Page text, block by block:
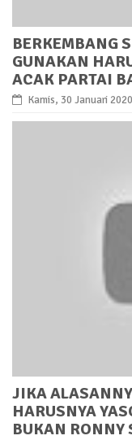
BERKEMBANG
GUNAKAN
ACAK PARTAI
Kamis, 30 Januari
JIKA
HARUSNYA
BUKAN RONNY